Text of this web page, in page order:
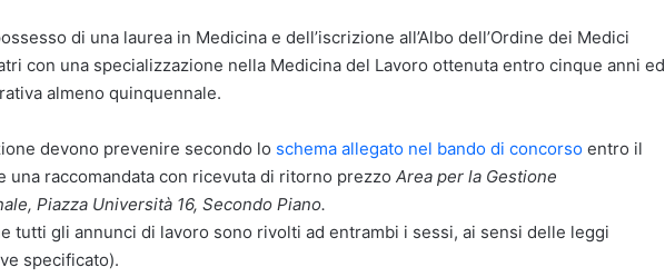
di una laurea in Medicina e dell’iscrizione all’Albo dell’Ordine dei Medici
con una specializzazione nella Medicina del Lavoro ottenuta entro cinque anni ed
almeno quinquennale.
devono prevenire secondo lo schema allegato nel bando di concorso entro il
una raccomandata con ricevuta di ritorno prezzo Area per la Gestione
Piazza Università 16, Secondo Piano.
tutti gli annunci di lavoro sono rivolti ad entrambi i sessi, ai sensi delle leggi
specificato).